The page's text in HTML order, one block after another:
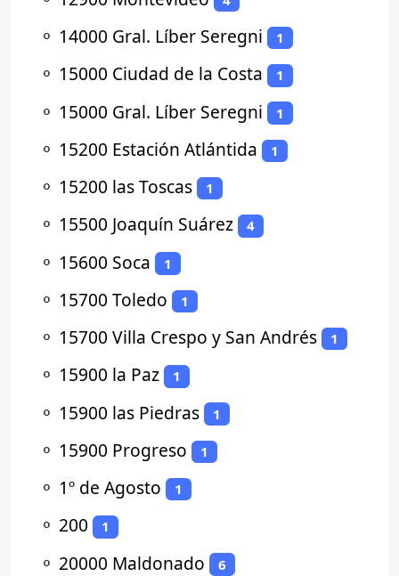
⚬ 14000 Gral. Líber Seregni 1
⚬ 15000 Ciudad de la Costa 1
⚬ 15000 Gral. Líber Seregni 1
⚬ 15200 Estación Atlántida 1
⚬ 15200 las Toscas 1
⚬ 15500 Joaquín Suárez 4
⚬ 15600 Soca 1
⚬ 15700 Toledo 1
⚬ 15700 Villa Crespo y San Andrés 1
⚬ 15900 la Paz 1
⚬ 15900 las Piedras 1
⚬ 15900 Progreso 1
⚬ 1º de Agosto 1
⚬ 200 1
⚬ 20000 Maldonado 6